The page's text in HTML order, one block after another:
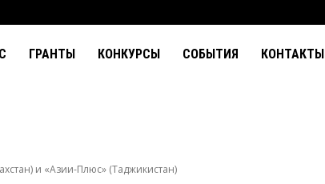
ГРАНТЫ КОНКУРСЫ СОБЫТИЯ КОНТАКТЫ
и «Азии-Плюс» (Таджикистан)